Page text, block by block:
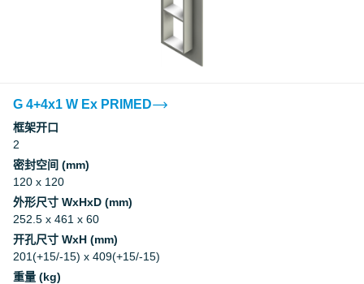
G 4+4x1 W Ex PRIMED
框架开口
2
密封空间 (mm)
120 x 120
外形尺寸 WxHxD (mm)
252.5 x 461 x 60
开孔尺寸 WxH (mm)
201(+15/-15) x 409(+15/-15)
重量 (kg)